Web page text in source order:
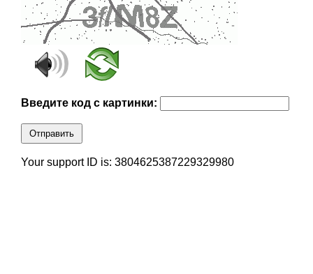
Введите код с картинки:
Отправить
Your support ID is: 3804625387229329980